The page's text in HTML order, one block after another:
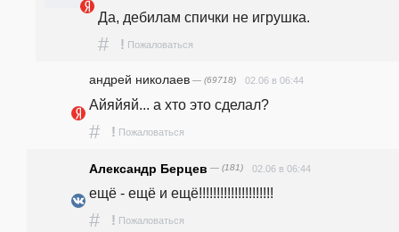
Да, дебилам спички не игрушка.
# ! Пожаловаться
андpeй николаев — (69718) 02.06 в 06:44
Айяйяй... а хто это сделал?
# ! Пожаловаться
Александр Берцев — (181) 02.06 в 06:44
ещё - ещё и ещё!!!!!!!!!!!!!!!!!!!!!
# ! Пожаловаться